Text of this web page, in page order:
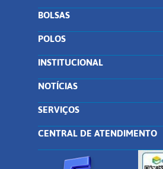
BOLSAS
POLOS
INSTITUCIONAL
NOTÍCIAS
SERVIÇOS
CENTRAL DE ATENDIMENTO